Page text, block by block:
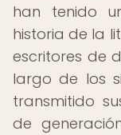
han tenido
historia de la
escritores de
largo de los
transmitido
de